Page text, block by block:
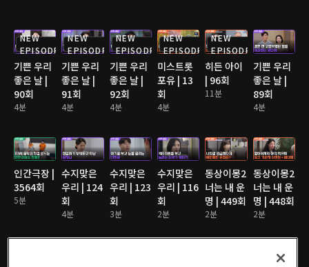
NEW
EPISODE
기쁜 우리
좋은 날 |
90회
4분
NEW
EPISODE
기쁜 우리
좋은 날 |
91회
4분
NEW
EPISODE
기쁜 우리
좋은 날 |
92회
4분
NEW
EPISODE
미스트롯
포유 | 13
회
4분
NEW
EPISODE
히든 아이
| 96회
11분
기쁜 우리
좋은 날 |
89회
4분
인간극장 |
3564회
5분
수지맞은
우리 | 124
회
4분
수지맞은
우리 | 123
회
3분
수지맞은
우리 | 116
회
2분
동상이몽2
너는 내 운
명 | 449회
2분
동상이몽2
너는 내 운
명 | 448회
2분